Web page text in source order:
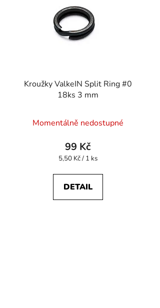
Kroužky ValkeIN Split Ring #0
18ks 3 mm
Momentálně nedostupné
99 Kč
Měrná
5,50 Kč / 1 ks
DETAIL